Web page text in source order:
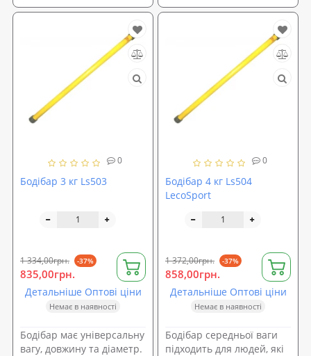
0
Бодібар 3 кг Ls503
1 334,00грн. -37%
835,00грн.
Детальніше Оптові ціни
Немає в наявності
Бодібар має універсальну
вагу, довжину та діаметр.
0
Бодібар 4 кг Ls504
LecoSport
1 372,00грн. -37%
858,00грн.
Детальніше Оптові ціни
Немає в наявності
Бодібар середньої ваги
підходить для людей, які